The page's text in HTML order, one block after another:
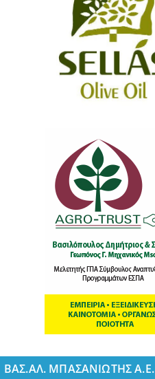
BΑΣ.ΑΛ. ΜΠΑΣΑΝΙΩΤΗΣ Α.Ε.